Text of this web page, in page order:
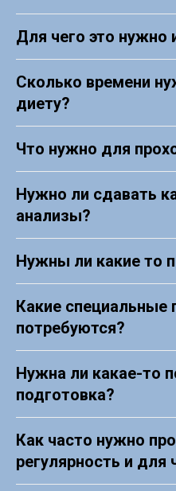
Для чего это нужно
Сколько времени
диету?
Что нужно для
Нужно ли сдавать
анализы?
Нужны ли какие то
Какие специальные
потребуются?
Нужна ли какае-то
подготовка?
Как часто нужно
регулярность и для